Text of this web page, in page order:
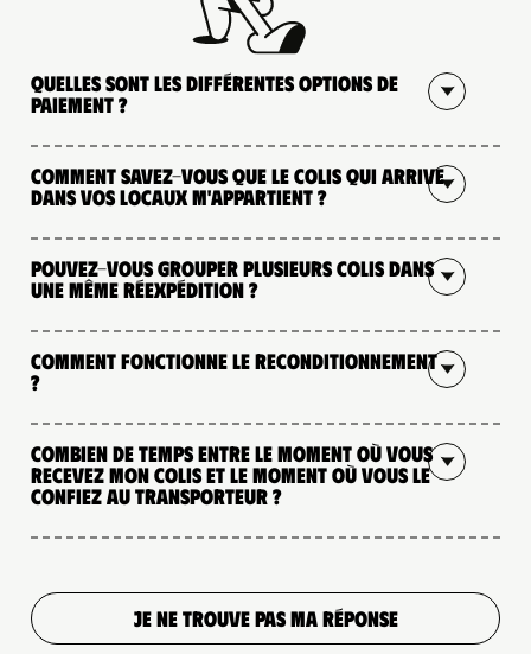
Quelles sont les différentes options de
paiement ?
Comment savez-vous que le colis qui arrive
dans vos locaux m'appartient ?
Pouvez-vous grouper plusieurs colis dans
une même réexpédition ?
Comment fonctionne le reconditionnement
?
Combien de temps entre le moment où vous
recevez mon colis et le moment où vous le
confiez au transporteur ?
JE NE TROUVE PAS MA RÉPONSE